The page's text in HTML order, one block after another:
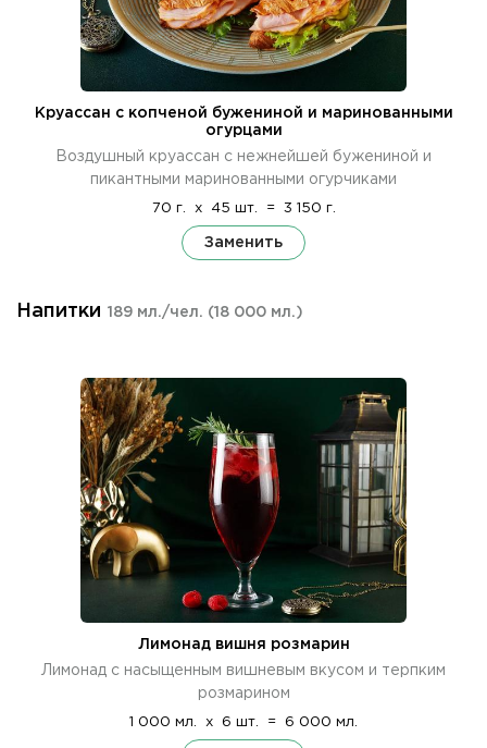
Круассан с копченой бужениной и маринованными
огурцами
Воздушный круассан с нежнейшей бужениной и
пикантными маринованными огурчиками
70 г. x 45 шт. = 3 150 г.
Заменить
Напитки 189 мл./чел. (18 000 мл.)
Лимонад вишня розмарин
Лимонад с насыщенным вишневым вкусом и терпким
розмарином
1 000 мл. x 6 шт. = 6 000 мл.